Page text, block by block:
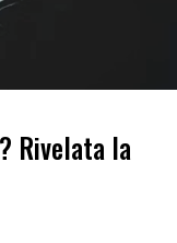
Rivelata la